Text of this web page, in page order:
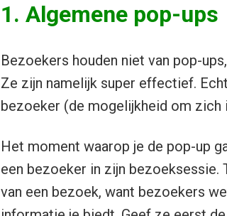
1. Algemene pop-ups
Bezoekers houden niet van pop-
Ze zijn namelijk super effectief.
bezoeker (de mogelijkheid om
Het moment waarop je de pop-up
een bezoeker in zijn bezoeksessie.
van een bezoek, want bezoekers